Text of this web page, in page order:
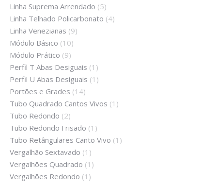
Linha Suprema Arrendado (5)
Linha Telhado Policarbonato (4)
Linha Venezianas (9)
Módulo Básico (10)
Módulo Prático (9)
Perfil T Abas Desiguais (1)
Perfil U Abas Desiguais (1)
Portões e Grades (14)
Tubo Quadrado Cantos Vivos (1)
Tubo Redondo (2)
Tubo Redondo Frisado (1)
Tubo Retângulares Canto Vivo (1)
Vergalhão Sextavado (1)
Vergalhões Quadrado (1)
Vergalhões Redondo (1)